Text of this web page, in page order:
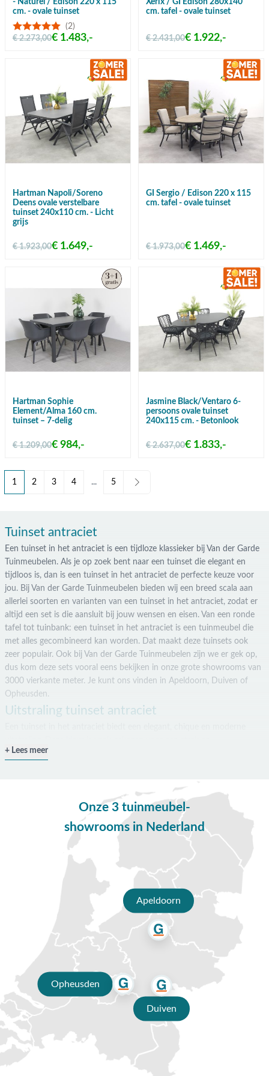
- Naturel / Edison 220 x 115
cm. - ovale tuinset
(2)
€ 2.273,00€ 1.483,-
Xerix / GI Edison 280x140
cm. tafel - ovale tuinset
€ 2.431,00€ 1.922,-
Hartman Napoli/Soreno
Deens ovale verstelbare
tuinset 240x110 cm. - Licht
grijs
€ 1.923,00€ 1.649,-
GI Sergio / Edison 220 x 115
cm. tafel - ovale tuinset
€ 1.973,00€ 1.469,-
Hartman Sophie
Element/Alma 160 cm.
tuinset – 7-delig
€ 1.209,00€ 984,-
Jasmine Black/Ventaro 6-
persoons ovale tuinset
240x115 cm. - Betonlook
€ 2.637,00€ 1.833,-
1 2 3 4 ... 5
Tuinset antraciet
Een tuinset in het antraciet is een tijdloze klassieker bij Van der Garde
Tuinmeubelen. Als je op zoek bent naar een tuinset die elegant en
tijdloos is, dan is een tuinset in het antraciet de perfecte keuze voor
jou. Bij Van der Garde Tuinmeubelen bieden wij een breed scala aan
allerlei soorten en varianten van een tuinset in het antraciet, zodat er
altijd een set is die aansluit bij jouw wensen en eisen. Van een ronde
tafel tot tuinbank: een tuinset in het antraciet is een tuinmeubel die
met alles gecombineerd kan worden. Dat maakt deze tuinsets ook
zeer populair. Ook bij Van der Garde Tuinmeubelen zijn we er gek op,
dus kom deze sets vooral eens bekijken in onze grote showrooms van
3000 vierkante meter. Je kunt ons vinden in Apeldoorn, Duiven of
Opheusden.
Uitstraling tuinset antraciet
minimalistisch tuinontwerp, maar kan ook gecombineerd worden met
neutrale uitstraling, waardoor het eenvoudig te combineren is met
andere elementen in de tuin. Het is ook een mooie kleur voor een
groot terras of een grote tuin. Hierdoor creëer je een strakke en
moderne sfeer. Er zijn bij Van der Garde Tuinmeubelen veel
verschillende maten van de tuinset in het antraciet. Van een kleine set
voor een klein terras tot een grote set voor een grote tuin. Zo kun je
altijd een set vinden die past bij de grootte van jouw tuin en het
aantal personen waarmee je wilt dineren of loungen.
Ronde of vierkante antraciete tuinset
De keuze tussen een ronde of vierkante antraciete tuinset hangt af
van persoonlijke voorkeur, de grootte en lay-out van jouw tuin.
Hieronder een aantal dingen om over na te denken bij de keuze:
Een ronde tuinset in het antraciet heeft een meer informele
uitstraling en dit kan een gezellige en ontspannen sfeer creëren in
jouw tuin. Ronde tafels zijn ook geschikt voor kleinere tuinen en
patios, omdat ze minder ruimte innemen dan vierkante tafels
De lay-out van jouw tuin is ook een belangrijke factor om over na
te denken. Een ronde tafel past meestal beter in een ronde of ovale
tuin, terwijl een vierkante tafel meer geschikt is voor een
rechthoekige of vierkante tuin. Uiteraard zijn hier uitzonderingen
op, want in een grote vierkante tuin kan ook heel goed een ronde
Lees meer
Onze 3 tuinmeubel-
showrooms in Nederland
Apeldoorn
Opheusden
Duiven